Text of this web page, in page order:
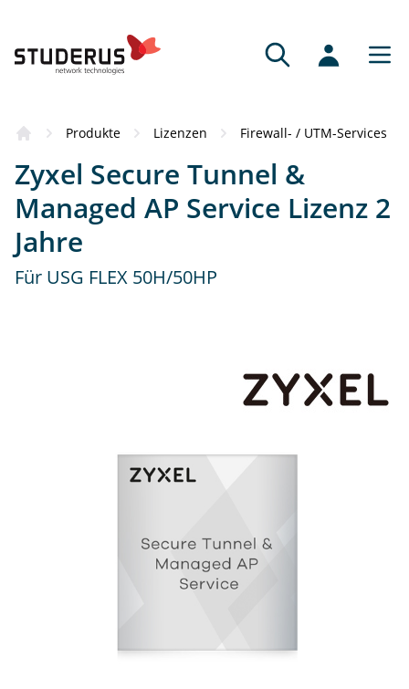
Produkte Lizenzen Firewall- / UTM-Services
Zyxel Secure Tunnel &
Managed AP Service Lizenz 2
Jahre
Für USG FLEX 50H/50HP
Das Produkt hat Sie überzeugt? Dann
empfehlen wir Ihnen gerne einen
kompetenten Vertriebspartner.
Fachhändler
Fachkundige Beratung und Service.